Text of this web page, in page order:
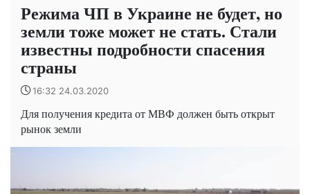
Режима ЧП в Украине не будет, но
земли тоже может не стать. Стали
известны подробности спасения
страны
16:32 24.03.2020
Для получения кредита от МВФ должен быть открыт
рынок земли